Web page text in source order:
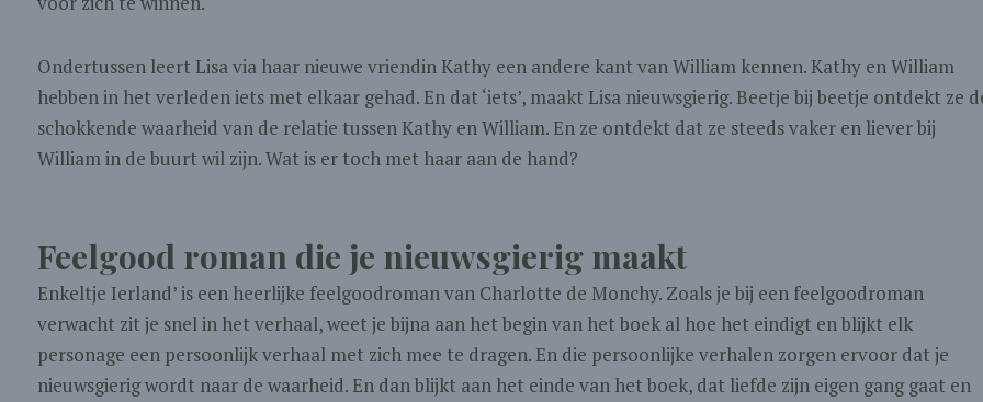
Ondertussen leert Lisa via haar nieuwe vriendin Kathy een andere kant van William kennen. Kathy en William
hebben in het verleden iets met elkaar gehad. En dat ‘iets’, maakt Lisa nieuwsgierig. Beetje bij beetje ontdekt ze
schokkende waarheid van de relatie tussen Kathy en William. En ze ontdekt dat ze steeds vaker en liever bij
William in de buurt wil zijn. Wat is er toch met haar aan de hand?
Feelgood roman die je nieuwsgierig maakt
Enkeltje Ierland’ is een heerlijke feelgoodroman van Charlotte de Monchy. Zoals je bij een feelgoodroman
verwacht zit je snel in het verhaal, weet je bijna aan het begin van het boek al hoe het eindigt en blijkt elk
personage een persoonlijk verhaal met zich mee te dragen. En die persoonlijke verhalen zorgen ervoor dat je
nieuwsgierig wordt naar de waarheid. En dan blijkt aan het einde van het boek, dat liefde zijn eigen gang gaat en